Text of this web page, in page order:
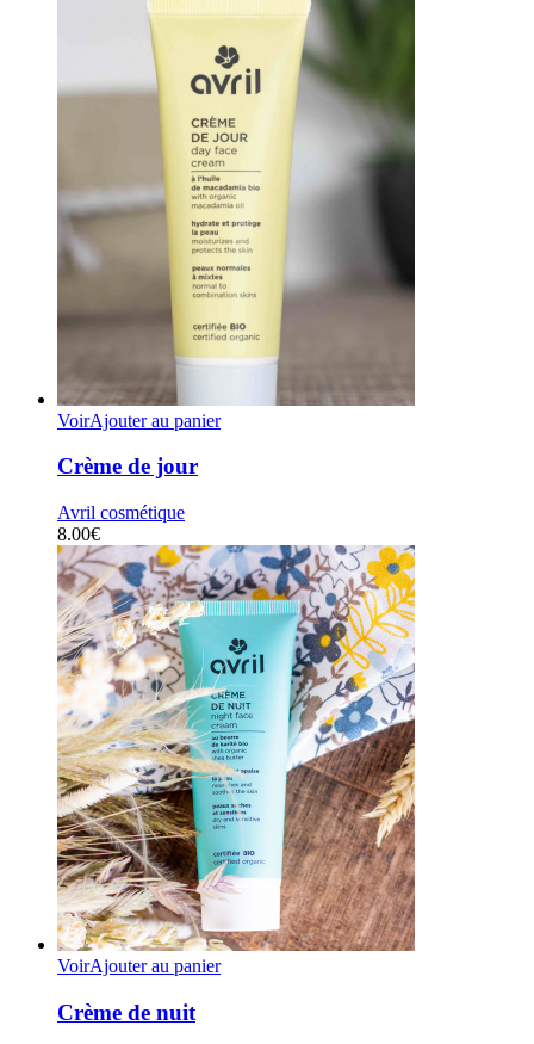
VoirAjouter au panier
Crème de jour
Avril cosmétique
8.00€
VoirAjouter au panier
Crème de nuit